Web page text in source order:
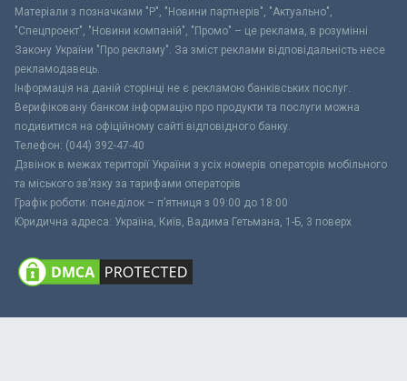
Матеріали з позначками "Р", "Новини партнерів", "Актуально",
"Спецпроект", "Новини компаній", "Промо" – це реклама, в розумінні
Закону України "Про рекламу". За зміст реклами відповідальність несе
рекламодавець.
Інформація на даній сторінці не є рекламою банківських послуг.
Верифіковану банком інформацію про продукти та послуги можна
подивитися на офіційному сайті відповідного банку.
Телефон: (044) 392-47-40
Дзвінок в межах території України з усіх номерів операторів мобільного
та міського зв’язку за тарифами операторів
Графік роботи: понеділок – п’ятниця з 09:00 до 18:00
Юридична адреса: Україна, Київ, Вадима Гетьмана, 1-Б, 3 поверх